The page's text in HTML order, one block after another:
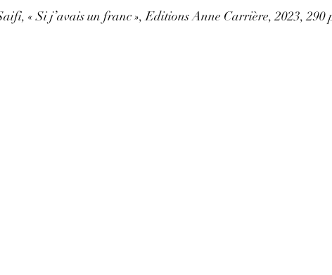
« Si j’avais un franc », Editions Anne Carrière, 2023, 290